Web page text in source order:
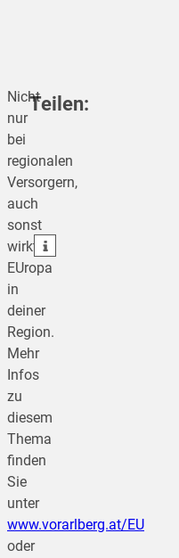
Nicht
nur
bei
regionalen
Versorgern,
auch
sonst
wirkt
EUropa
in
deiner
Region.
Mehr
Infos
zu
diesem
Thema
finden
Sie
unter
www.vorarlberg.at/EU
oder
Teilen:
teilen
teilen
teilen